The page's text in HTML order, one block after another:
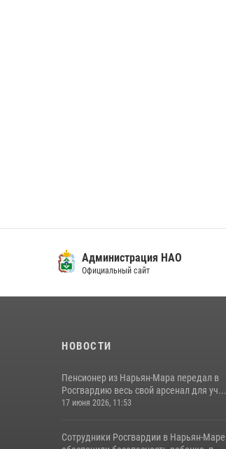
Администрация НАО
Официальный сайт
НОВОСТИ
Пенсионер из Нарьян-Мара передал в
Росгвардию весь свой арсенал для уч...
17 июня 2026, 11:53
Сотрудники Росгвардии в Нарьян-Маре